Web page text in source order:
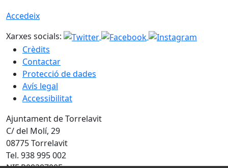
Accedeix
Xarxes socials:
Crèdits
Contactar
Protecció de dades
Avís legal
Accessibilitat
Ajuntament de Torrelavit
C/ del Molí, 29
08775 Torrelavit
Tel. 938 995 002